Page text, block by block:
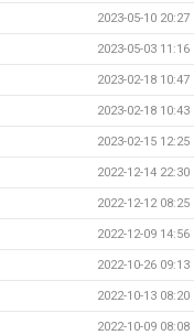
2023-05-10 20:27
2023-05-03 11:16
2023-02-18 10:47
2023-02-18 10:43
2023-02-15 12:25
2022-12-14 22:30
2022-12-12 08:25
2022-12-09 14:56
2022-10-26 09:13
2022-10-13 08:20
2022-10-09 08:08